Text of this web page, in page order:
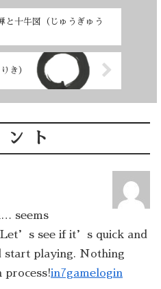
と十牛図（じゅうぎゅう
き）
ント
seems
see if it’s quick and
start playing. Nothing
process!in7gamelogin